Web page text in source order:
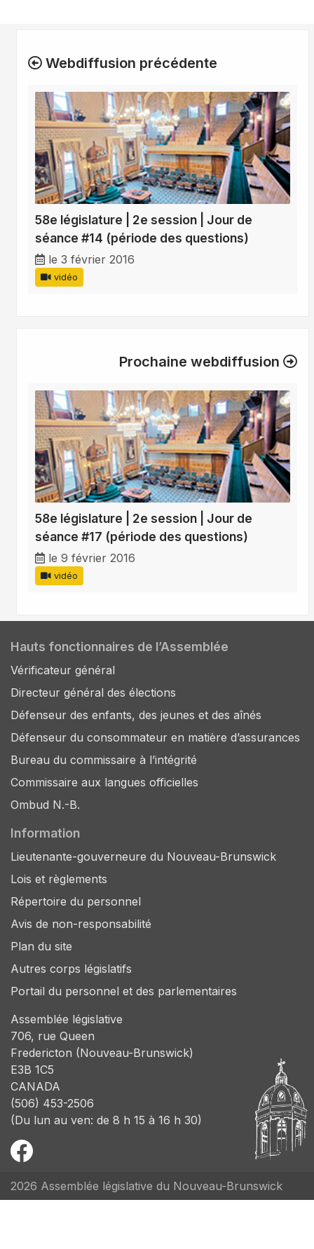
Webdiffusion précédente
58e législature | 2e session | Jour de
séance #14 (période des questions)
le 3 février 2016
vidéo
Prochaine webdiffusion
58e législature | 2e session | Jour de
séance #17 (période des questions)
le 9 février 2016
vidéo
Hauts fonctionnaires de l’Assemblée
Vérificateur général
Directeur général des élections
Défenseur des enfants, des jeunes et des aînés
Défenseur du consommateur en matière d’assurances
Bureau du commissaire à l’intégrité
Commissaire aux langues officielles
Ombud N.-B.
Information
Lieutenante-gouverneure du Nouveau-Brunswick
Lois et règlements
Répertoire du personnel
Avis de non-responsabilité
Plan du site
Autres corps législatifs
Portail du personnel et des parlementaires
Assemblée législative
706, rue Queen
Fredericton (Nouveau-Brunswick)
E3B 1C5
CANADA
(506) 453-2506
(Du lun au ven: de 8 h 15 à 16 h 30)
2026 Assemblée législative du Nouveau-Brunswick